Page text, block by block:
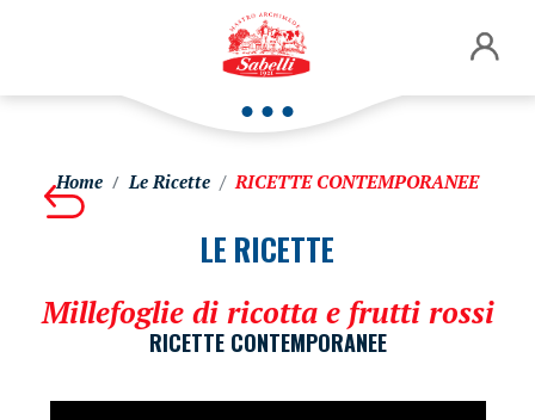
Home Le Ricette RICETTE CONTEMPORANEE
LE RICETTE
Millefoglie di ricotta e frutti rossi
RICETTE CONTEMPORANEE